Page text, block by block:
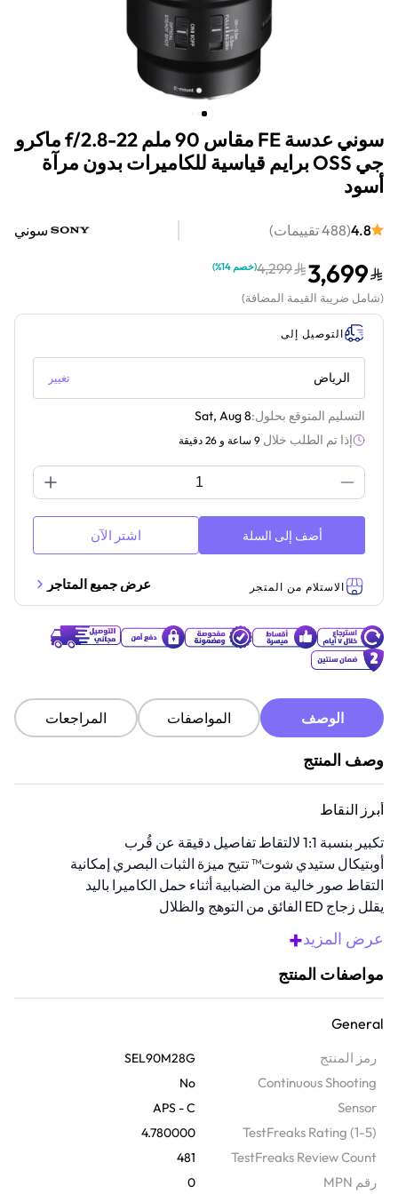
سوني عدسة FE مقاس 90 ملم f/2.8-22 ماكرو
جي OSS برايم قياسية للكاميرات بدون مرآة
أسود
4.8
(
488تقييمات) سوني
3,699
4,299
(خصم 14% )
(شامل ضريبة القيمة المضافة)
التوصيل إلى
الرياض تغيير
التسليم المتوقع بحلول:Sat, Aug 8
إذا تم الطلب خلال 9 ساعة و 26 دقيقة
أضف إلى السلة اشتر الآن
الاستلام من المتجر عرض جميع المتاجر
الوصف المواصفات المراجعات
وصف المنتج
أبرز النقاط
تكبير بنسبة 1:1 لالتقاط تفاصيل دقيقة عن قُرب
أوبتيكال ستيدي شوت™ تتيح ميزة الثبات البصري إمكانية
التقاط صور خالية من الضبابية أثناء حمل الكاميرا باليد
يقلل زجاج ED الفائق من التوهج والظلال
هيكل عزل مقاوم للعوامل الجوية ويتعامل مع البيئات الصعبة
مثالية لالتقاط صور عالية الجودة
نظرة عامة
التقاط تفاصيل مذهلة مع عدسة FE مقاس 90 مم Macro f/2.8-22 G
الكاميرا مثالية لالتقاط لقطات الماكرو والصور الشخصية المعقدة حتى في
ظروف حمل الكاميرا باليد. تضمن هذه العدسة تعدد الاستخدامات والدقة
المقاومة للعوادم.
عرض المزيد+
مواصفات المنتج
General
رمز المنتج SEL90M28G
Continuous Shooting
No
Sensor
APS - C
TestFreaks Rating (1-5)
4.780000
TestFreaks Review Count
481
رقم MPN 0